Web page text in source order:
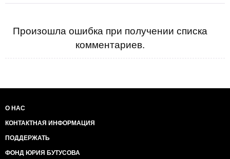
Произошла ошибка при получении списка
комментариев.
О НАС
КОНТАКТНАЯ ИНФОРМАЦИЯ
ПОДДЕРЖАТЬ
ФОНД ЮРИЯ БУТУСОВА